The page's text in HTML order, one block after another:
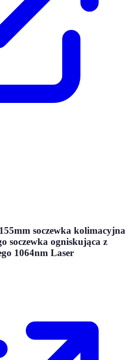
soczewka kolimacyjna
soczewka ogniskująca z
1064nm Laser